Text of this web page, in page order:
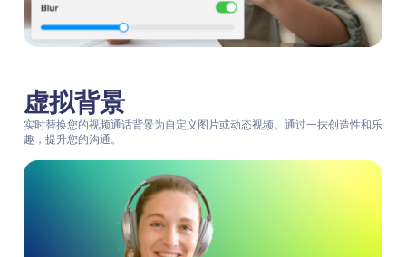
虚拟背景
实时替换您的视频通话背景为自定义图片或动态视频。通过一抹创造性和乐
趣，提升您的沟通。